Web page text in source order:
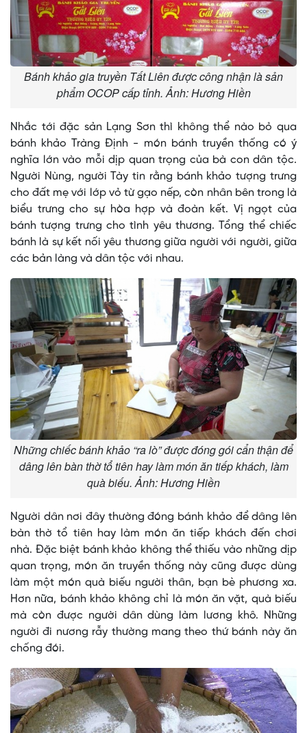
Bánh khảo gia truyền Tất Liên được công nhận là sản
phẩm OCOP cấp tỉnh. Ảnh: Hương Hiền
Nhắc tới đặc sản Lạng Sơn thì không thể nào bỏ qua
bánh khảo Tràng Định - món bánh truyền thống có ý
nghĩa lớn vào mỗi dịp quan trọng của bà con dân tộc.
Người Nùng, người Tày tin rằng bánh khảo tượng trưng
cho đất mẹ với lớp vỏ từ gạo nếp, còn nhân bên trong là
biểu trưng cho sự hòa hợp và đoàn kết. Vị ngọt của
bánh tượng trưng cho tình yêu thương. Tổng thể chiếc
bánh là sự kết nối yêu thương giữa người với người, giữa
các bản làng và dân tộc với nhau.
Những chiếc bánh khảo “ra lò” được đóng gói cẩn thận để
dâng lên bàn thờ tổ tiên hay làm món ăn tiếp khách, làm
quà biếu. Ảnh: Hương Hiền
Người dân nơi đây thường đóng bánh khảo để dâng lên
bàn thờ tổ tiên hay làm món ăn tiếp khách đến chơi
nhà. Đặc biệt bánh khảo không thể thiếu vào những dịp
quan trọng, món ăn truyền thống này cũng được dùng
làm một món quà biếu người thân, bạn bè phương xa.
Hơn nữa, bánh khảo không chỉ là món ăn vặt, quà biếu
mà còn được người dân dùng làm lương khô. Những
người đi nương rẫy thường mang theo thứ bánh này ăn
chống đói.